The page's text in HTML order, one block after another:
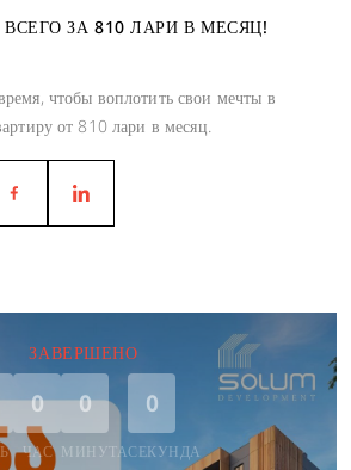
ЗА 810 ЛАРИ В МЕСЯЦ!
чтобы воплотить свои мечты в
от 810 лари в месяц.
ЗАВЕРШЕНО
0
ЧАС
0
МИНУТА
0
СЕКУНДА